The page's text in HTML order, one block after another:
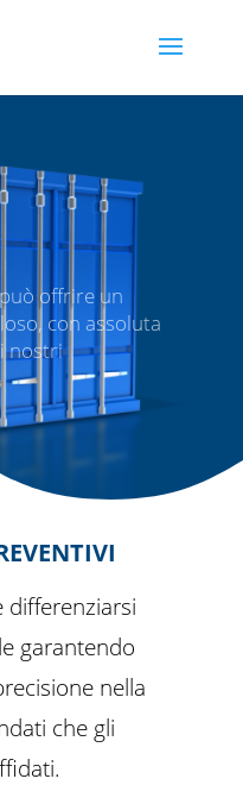
offrire un
con assoluta
nostri
differenziarsi
garantendo
nella
che gli